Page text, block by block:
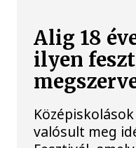
Alig 18
ilyen
valósult meg